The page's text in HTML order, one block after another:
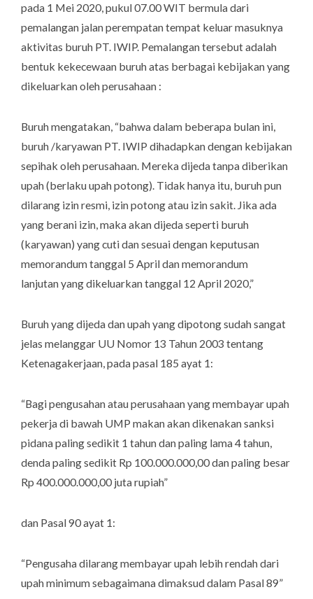
pada 1 Mei 2020, pukul 07.00 WIT bermula dari
pemalangan jalan perempatan tempat keluar masuknya
aktivitas buruh PT. IWIP. Pemalangan tersebut adalah
bentuk kekecewaan buruh atas berbagai kebijakan yang
dikeluarkan oleh perusahaan :
Buruh mengatakan, “bahwa dalam beberapa bulan ini,
buruh /karyawan PT. IWIP dihadapkan dengan kebijakan
sepihak oleh perusahaan. Mereka dijeda tanpa diberikan
upah (berlaku upahpotong). Tidak hanya itu, buruh pun
dilarang izin resmi, izin potong atau izin sakit. Jika ada
yang berani izin,maka akan dijeda seperti buruh
(karyawan) yang cuti dan sesuai dengan keputusan
memorandum tanggal 5 April dan memorandum
lanjutanyang dikeluarkan tanggal 12 April 2020,”
Buruh yang dijeda dan upah yang dipotong sudah sangat
jelas melanggar UU Nomor 13 Tahun 2003 tentang
Ketenagakerjaan, pada pasal 185 ayat 1:
“Bagi pengusahan atau perusahaan yang membayar upah
pekerja di bawah UMP makan akan dikenakan sanksi
pidana paling sedikit 1 tahun dan paling lama 4 tahun,
denda paling sedikit Rp 100.000.000,00 dan paling besar
Rp 400.000.000,00 juta rupiah”
dan Pasal 90 ayat 1:
“Pengusaha dilarang membayar upah lebih rendah dari
upah minimum sebagaimana dimaksud dalam Pasal 89”